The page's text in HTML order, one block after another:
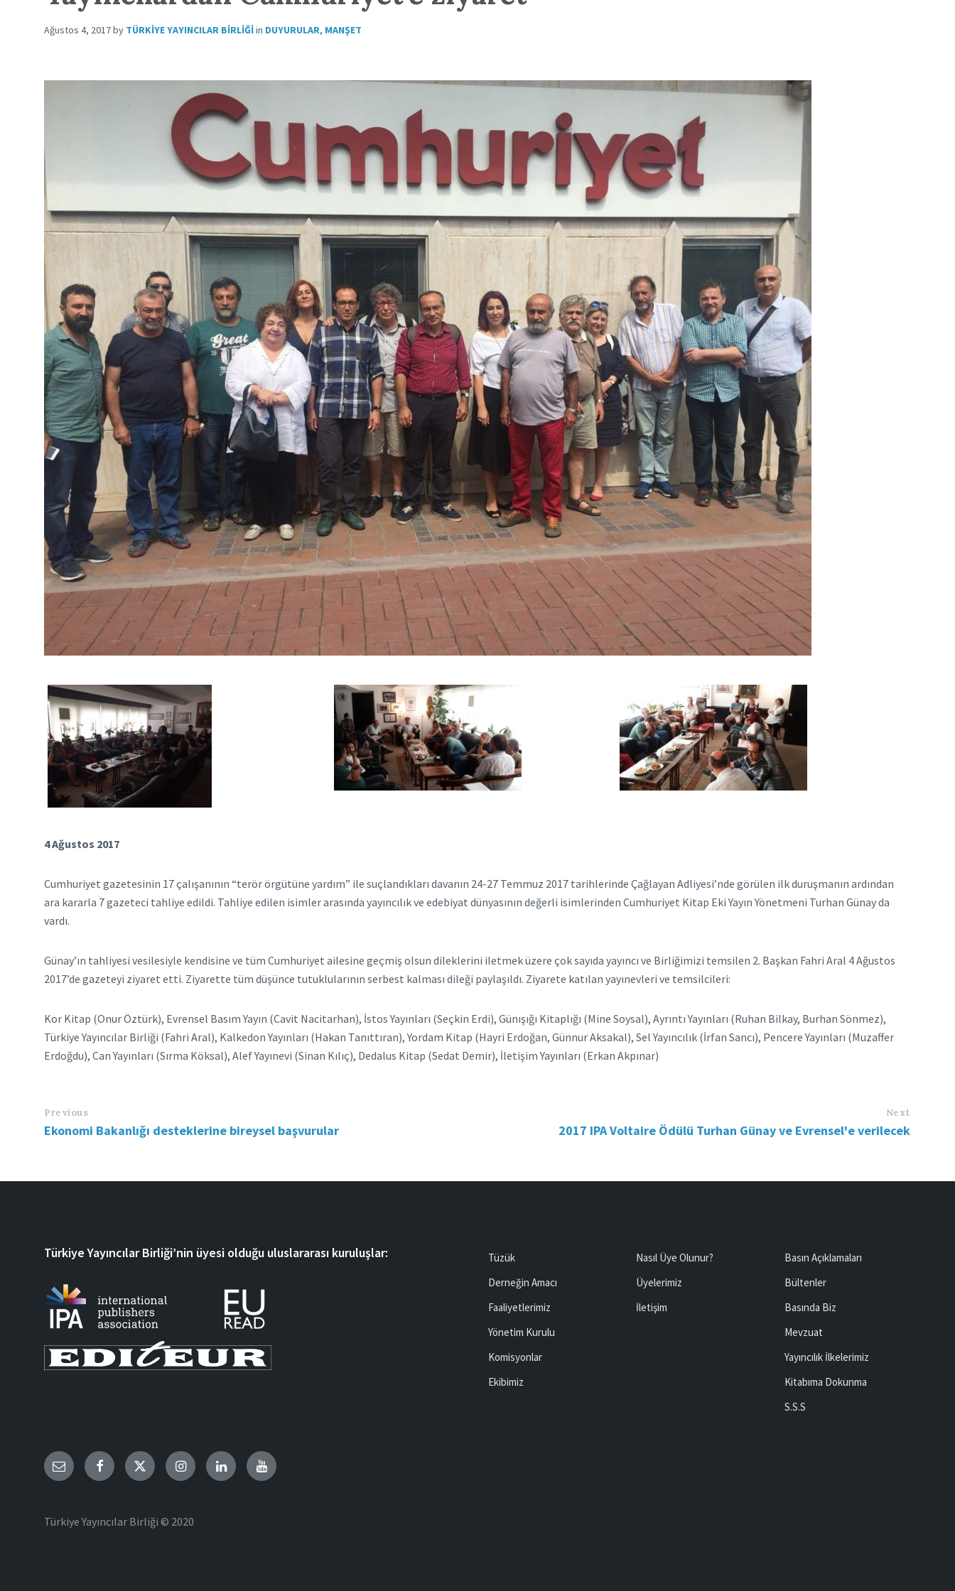
Ağustos 4, 2017by TÜRKIYE YAYINCILAR BIRLIĞIin DUYURULAR, MANŞET
4 Ağustos 2017
Cumhuriyet gazetesinin 17 çalışanının “terör örgütüne yardım” ile suçlandıkları davanın 24-27 Temmuz 2017 tarihlerinde Çağlayan Adliyesi’nde görülen ilk duruşmanın ardından
ara kararla 7 gazeteci tahliye edildi. Tahliye edilen isimler arasında yayıncılık ve edebiyat dünyasının değerli isimlerinden Cumhuriyet Kitap Eki Yayın Yönetmeni Turhan Günay da
vardı.
Günay’ın tahliyesi vesilesiyle kendisine ve tüm Cumhuriyet ailesine geçmiş olsun dileklerini iletmek üzere çok sayıda yayıncı ve Birliğimizi temsilen 2. Başkan Fahri Aral 4 Ağustos
2017’de gazeteyi ziyaret etti. Ziyarette tüm düşünce tutuklularının serbest kalması dileği paylaşıldı. Ziyarete katılan yayınevleri ve temsilcileri:
Kor Kitap (Onur Öztürk), Evrensel Basım Yayın (Cavit Nacitarhan), İstos Yayınları (Seçkin Erdi), Günışığı Kitaplığı (Mine Soysal), Ayrıntı Yayınları (Ruhan Bilkay, Burhan Sönmez),
Türkiye Yayıncılar Birliği (Fahri Aral), Kalkedon Yayınları (Hakan Tanıttıran), Yordam Kitap (Hayri Erdoğan, Günnur Aksakal), Sel Yayıncılık (İrfan Sancı), Pencere Yayınları (Muzaffer
Erdoğdu), Can Yayınları (Sırma Köksal), Alef Yayınevi (Sinan Kılıç), Dedalus Kitap (Sedat Demir), İletişim Yayınları (Erkan Akpınar)
Previous
Ekonomi Bakanlığı desteklerine bireysel başvurular
Next
2017 IPA Voltaire Ödülü Turhan Günay ve Evrensel'e verilecek
Türkiye Yayıncılar Birliği’nin üyesi olduğu uluslararası kuruluşlar:
Tüzük
Derneğin Amacı
Faaliyetlerimiz
Yönetim Kurulu
Komisyonlar
Ekibimiz
Nasıl Üye Olunur?
Üyelerimiz
İletişim
Basın Açıklamaları
Bültenler
Basında Biz
Mevzuat
Yayıncılık İlkelerimiz
Kitabıma Dokunma
S.S.S
Email Facebook TwitterInstagramLinkedInYouTube
Türkiye Yayıncılar Birliği © 2020